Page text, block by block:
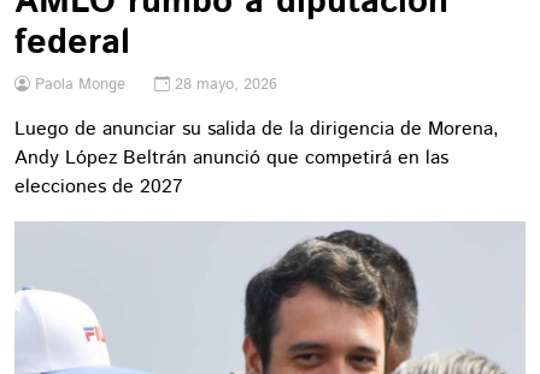
federal
Paola Monge 28 mayo, 2026
Luego de anunciar su salida de la dirigencia de Morena,
Andy López Beltrán anunció que competirá en las
elecciones de 2027